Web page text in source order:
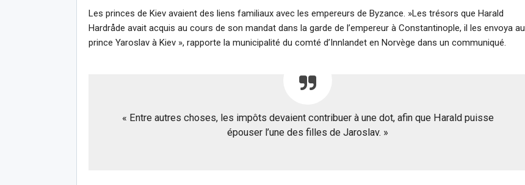
Les princes de Kiev avaient des liens familiaux avec les empereurs de Byzance. »Les trésors que Harald
Hardråde avait acquis au cours de son mandat dans la garde de l’empereur à Constantinople, il les envoya au
prince Yaroslav à Kiev », rapporte la municipalité du comté d’Innlandet en Norvège dans un communiqué.
« Entre autres choses, les impôts devaient contribuer à une dot, afin que Harald puisse
épouser l’une des filles de Jaroslav. »